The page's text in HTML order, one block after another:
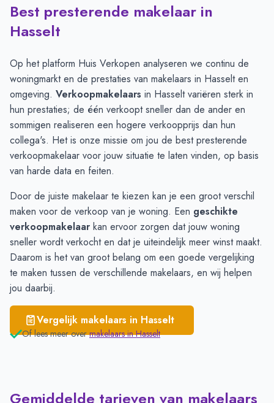
Verkoopprijzen in andere plaatsen per m2-Afgelopen 3
Plaats
Zwolle
Genemuiden
€ 4.303
Zwartsluis
€ 4.281
Kampen
€ 4.169
Meppel
€ 3.834
Hasselt
€ 3.309
Staphorst
€ 2.987
Best presterende makelaar in
Hasselt
Op het platform Huis Verkopen analyseren we continu de
woningmarkt en de prestaties van makelaars in Hasselt en
omgeving. Verkoopmakelaars in Hasselt variëren sterk in
hun prestaties; de één verkoopt sneller dan de ander en
sommigen realiseren een hogere verkoopprijs dan hun
collega's. Het is onze missie om jou de best presterende
verkoopmakelaar voor jouw situatie te laten vinden, op basis
van harde data en feiten.
Door de juiste makelaar te kiezen kan je een groot verschil
maken voor de verkoop van je woning. Een geschikte
verkoopmakelaar kan ervoor zorgen dat jouw woning
sneller wordt verkocht en dat je uiteindelijk meer winst maakt.
Daarom is het van groot belang om een goede vergelijking
te maken tussen de verschillende makelaars, en wij helpen
jou daarbij.
Vergelijk makelaars in Hasselt
Of lees meer over makelaars inHasselt
Gemiddelde tarieven van makelaars